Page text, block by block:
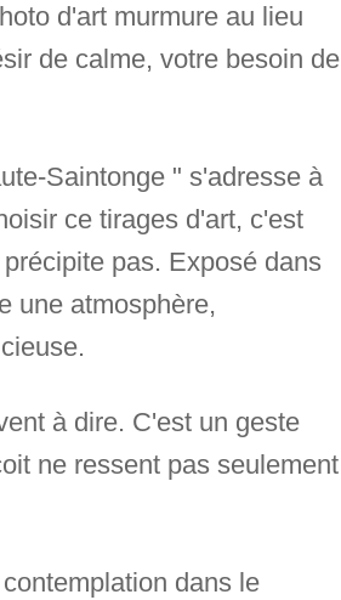
d'art murmure au lieu
de calme, votre besoin de
Saintonge " s'adresse à
ce tirages d'art, c'est
pas. Exposé dans
une atmosphère,
à dire. C'est un geste
ne ressent pas seulement
dans le